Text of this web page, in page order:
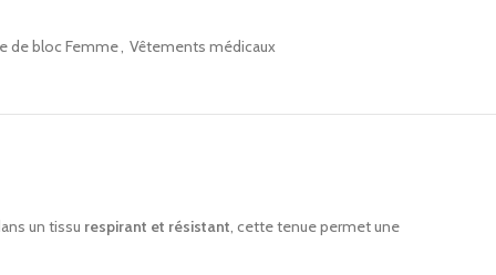
de bloc Femme, Vêtements médicaux
un tissu respirant et résistant, cette tenue permet une